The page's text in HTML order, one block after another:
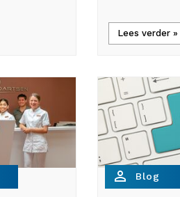
Lees verder »
person_outline Blog